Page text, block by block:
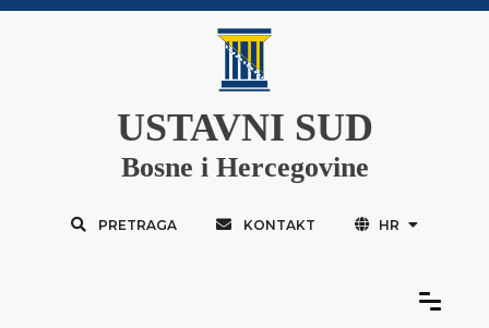
USTAVNI SUD
Bosne i Hercegovine
PRETRAGA KONTAKT HR